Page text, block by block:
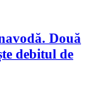
Două
debitul de